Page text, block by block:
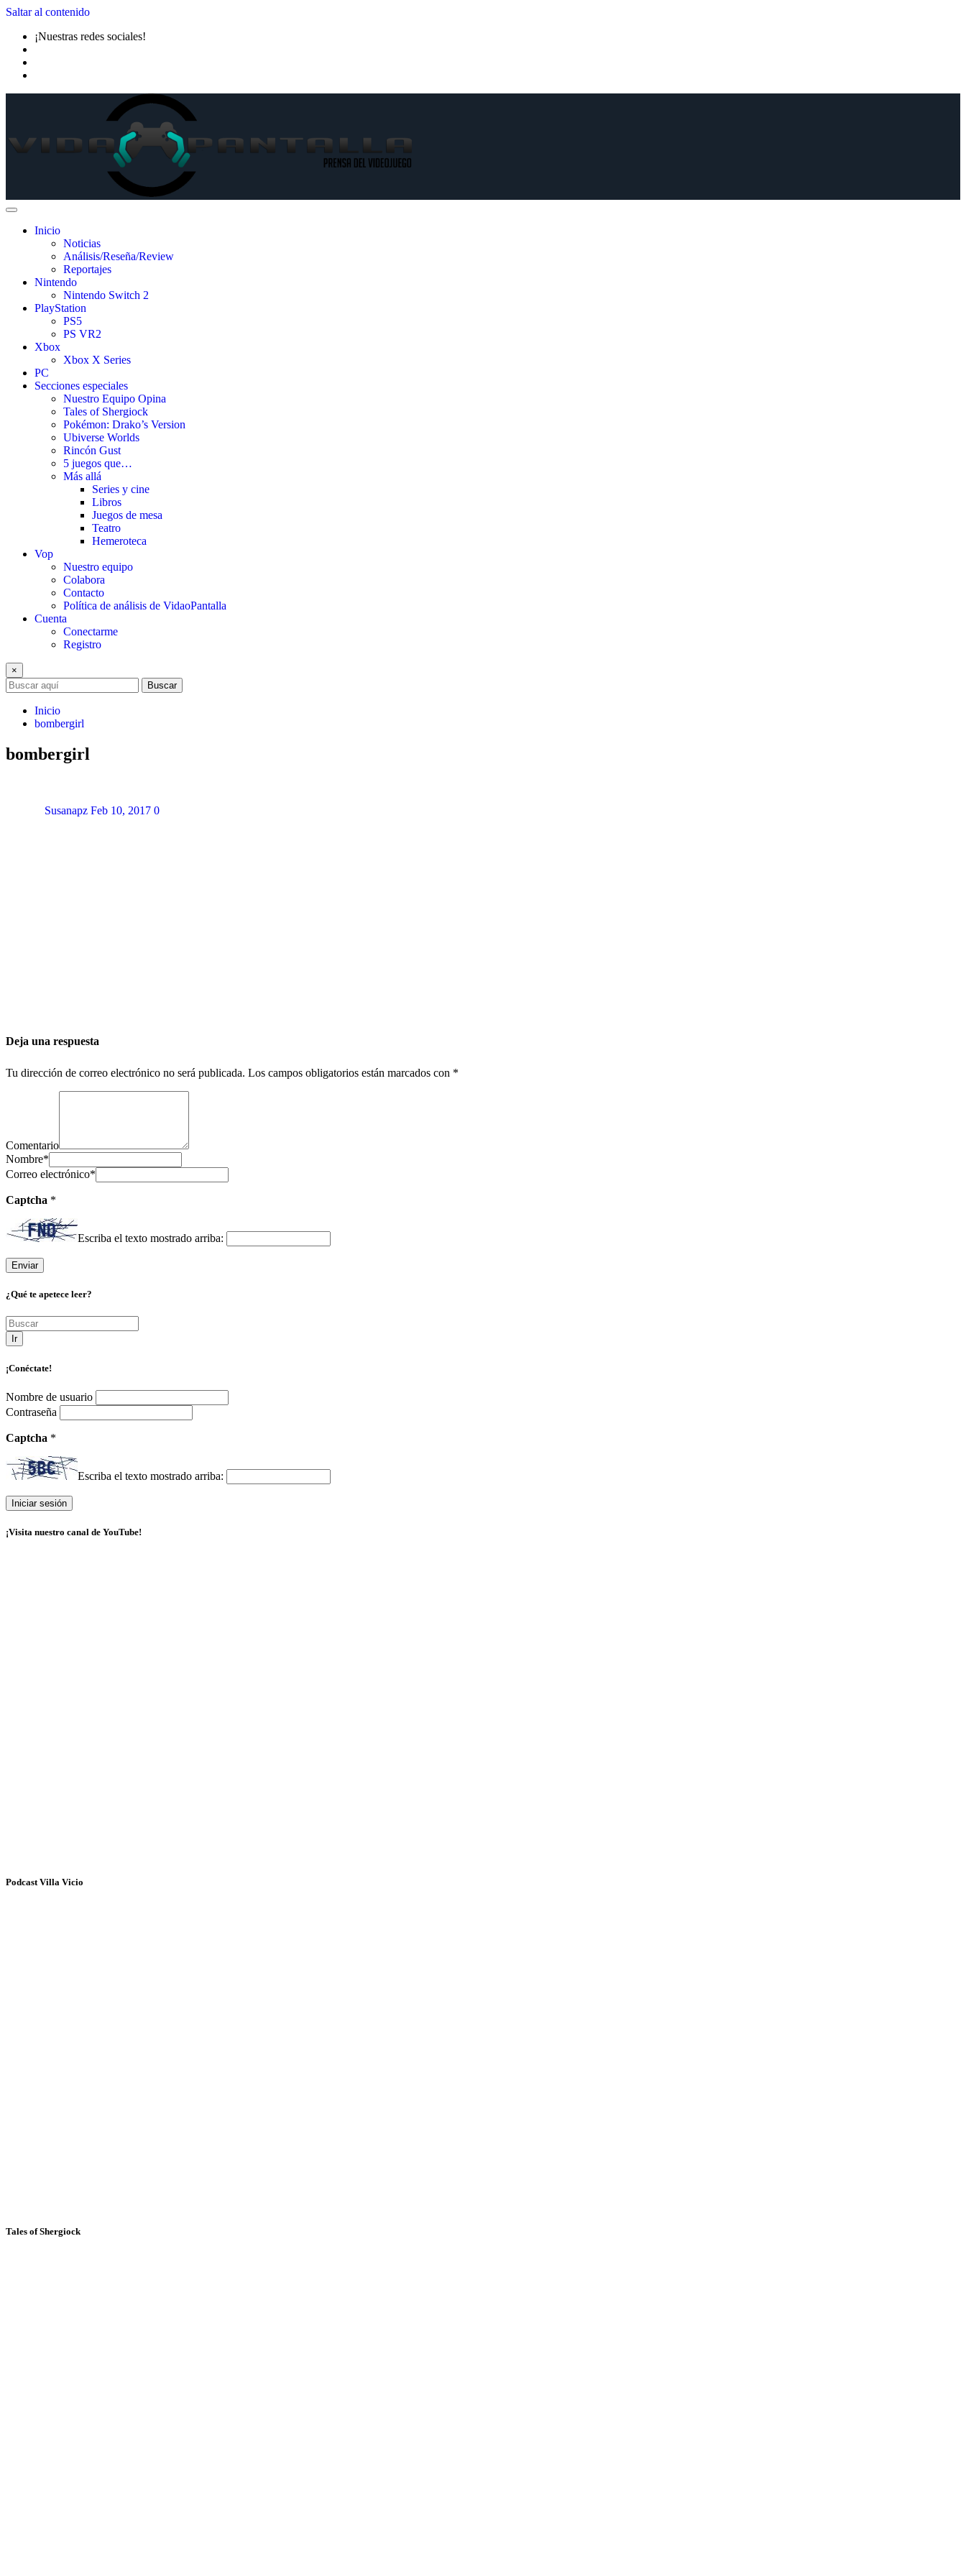
Saltar al contenido
¡Nuestras redes sociales!
Inicio
Noticias
Análisis/Reseña/Review
Reportajes
Nintendo
Nintendo Switch 2
PlayStation
PS5
PS VR2
Xbox
Xbox X Series
PC
Secciones especiales
Nuestro Equipo Opina
Tales of Shergiock
Pokémon: Drako’s Version
Ubiverse Worlds
Rincón Gust
5 juegos que…
Más allá
Series y cine
Libros
Juegos de mesa
Teatro
Hemeroteca
Vop
Nuestro equipo
Colabora
Contacto
Política de análisis de VidaoPantalla
Cuenta
Conectarme
Registro
×
Buscar
Inicio
bombergirl
bombergirl
Susanapz Feb 10, 2017 0
Deja una respuesta
Tu dirección de correo electrónico no será publicada. Los campos obligatorios están marcados con *
Comentario
Nombre*
Correo electrónico*
Captcha *
Escriba el texto mostrado arriba:
¿Qué te apetece leer?
Ir
¡Conéctate!
Nombre de usuario
Contraseña
Captcha *
Escriba el texto mostrado arriba:
¡Visita nuestro canal de YouTube!
Podcast Villa Vicio
Tales of Shergiock